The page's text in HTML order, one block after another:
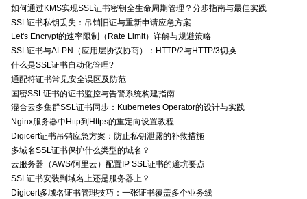
如何通过KMS实现SSL证书密钥全生命周期管理？分步指南与最佳实践
SSL证书私钥丢失：吊销旧证与重新申请应急方案
Let's Encrypt的速率限制（Rate Limit）详解与规避策略
SSL证书与ALPN（应用层协议协商）：HTTP/2与HTTP/3切换
什么是SSL证书自动化管理?
通配符证书常见安全误区及防范
国密SSL证书的证书监控与告警系统构建指南
混合云多集群SSL证书同步：Kubernetes Operator的设计与实践
Nginx服务器中Http到Https的重定向设置教程
Digicert证书吊销应急方案：防止私钥泄露的补救措施
多域名SSL证书保护什么类型的域名？
云服务器（AWS/阿里云）配置IP SSL证书的避坑要点
SSL证书安装到域名上还是服务器上？
Digicert多域名证书管理技巧：一张证书覆盖多个业务线